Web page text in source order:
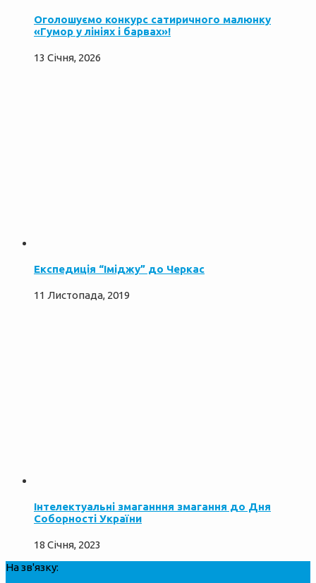
Оголошуємо конкурс сатиричного малюнку
«Гумор у лініях і барвах»!
13 Січня, 2026
Експедиція “Іміджу” до Черкас
11 Листопада, 2019
Інтелектуальні змаганння змагання до Дня
Соборності України
18 Січня, 2023
На зв'язку: